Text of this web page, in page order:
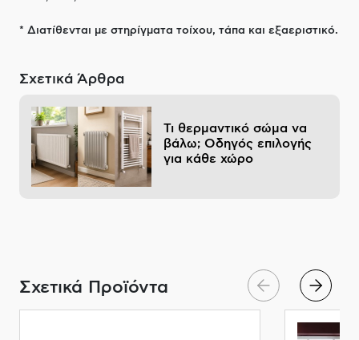
* Διατίθενται με στηρίγματα τοίχου, τάπα και εξαεριστικό.
Σχετικά Άρθρα
Τι θερμαντικό σώμα να
βάλω; Οδηγός επιλογής
για κάθε χώρο
Σχετικά Προϊόντα